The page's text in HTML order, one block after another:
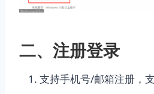
二、注册登录
支持手机号/邮箱注册，